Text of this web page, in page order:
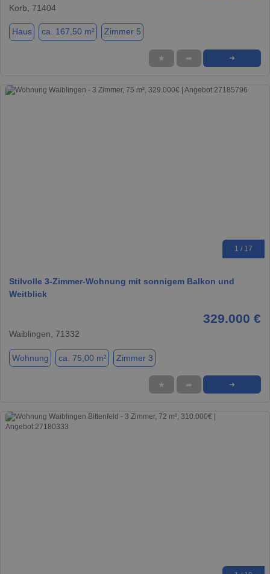
Korb, 71404
Haus ca. 167,50 m² Zimmer 5
★ ➦ ➜
1 / 17
Stilvolle 3-Zimmer-Wohnung mit sonnigem Balkon und
Weitblick
329.000 €
Waiblingen, 71332
Wohnung ca. 75,00 m² Zimmer 3
★ ➦ ➜